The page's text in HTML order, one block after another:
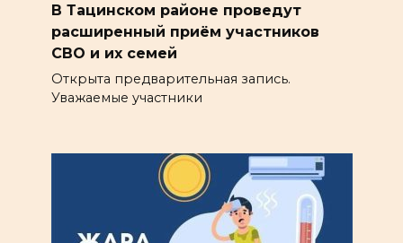
В Тацинском районе проведут
расширенный приём участников
СВО и их семей
Открыта предварительная запись.
Уважаемые участники